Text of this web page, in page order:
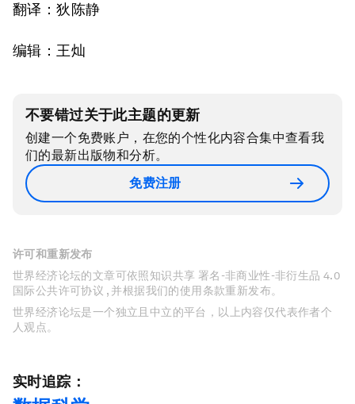
翻译：狄陈静
编辑：王灿
不要错过关于此主题的更新
创建一个免费账户，在您的个性化内容合集中查看我
们的最新出版物和分析。
免费注册
许可和重新发布
世界经济论坛的文章可依照知识共享 署名-非商业性-非衍生品 4.0
国际公共许可协议 , 并根据我们的使用条款重新发布。
世界经济论坛是一个独立且中立的平台，以上内容仅代表作者个
人观点。
实时追踪：